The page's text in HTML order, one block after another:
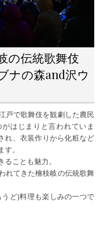
の伝統歌舞伎
ナの森and沢ウ
はじまりと言われていま
れ、衣装作りから化粧など
。
ことも魅力。
れてきた檜枝岐の伝統歌舞
ど)料理も楽しみの一つで